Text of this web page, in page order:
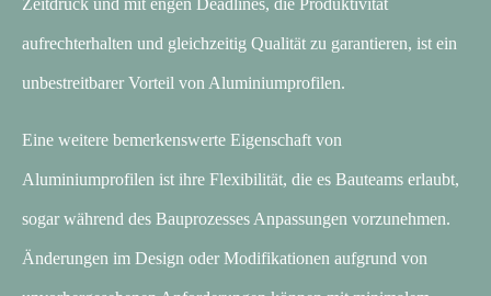
Zeitdruck und mit engen Deadlines, die Produktivität
aufrechterhalten und gleichzeitig Qualität zu garantieren, ist ein
unbestreitbarer Vorteil von Aluminiumprofilen.
Eine weitere bemerkenswerte Eigenschaft von
Aluminiumprofilen ist ihre Flexibilität, die es Bauteams erlaubt,
sogar während des Bauprozesses Anpassungen vorzunehmen.
Änderungen im Design oder Modifikationen aufgrund von